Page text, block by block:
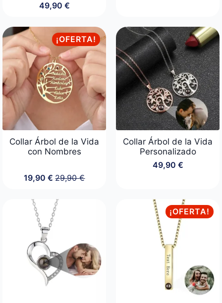
49,90 €
¡OFERTA!
Collar Árbol de la Vida
con Nombres
29,90€
El
original
era:
29,90 €.
19,90 € El
actual
es:
19,90 €.
Collar Árbol de la Vida
Personalizado
49,90 €
¡OFERTA!